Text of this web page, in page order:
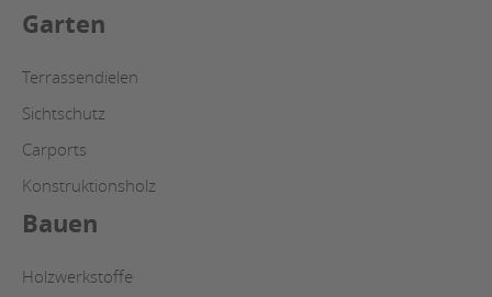
Garten
Terrassendielen
Sichtschutz
Carports
Konstruktionsholz
Bauen
Holzwerkstoffe